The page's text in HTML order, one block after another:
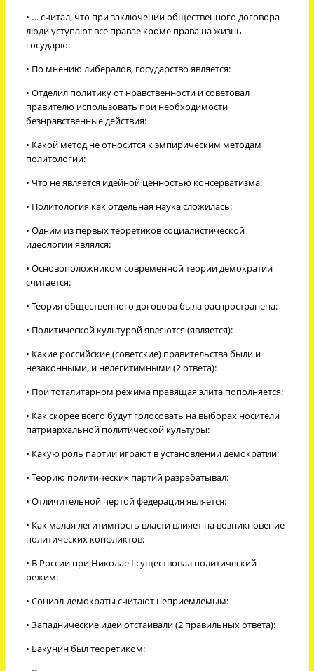
• … считал, что при заключении общественного договора
люди уступают все правае кроме права на жизнь
государю:
• По мнению либералов, государство является:
• Отделил политику от нравственности и советовал
правителю использовать при необходимости
безнравственные действия:
• Какой метод не относится к эмпирическим методам
политологии:
• Что не является идейной ценностью консерватизма:
• Политология как отдельная наука сложилась:
• Одним из первых теоретиков социалистической
идеологии являлся:
• Основоположником современной теории демократии
считается:
• Теория общественного договора была распространена:
• Политической культурой являются (является):
• Какие российские (советские) правительства были и
незаконными, и нелегитимными (2 ответа):
• При тоталитарном режима правящая элита пополняется:
• Как скорее всего будут голосовать на выборах носители
патриархальной политической культуры:
• Какую роль партии играют в установлении демократии:
• Теорию политических партий разрабатывал:
• Отличительной чертой федерация является:
• Как малая легитимность власти влияет на возникновение
политических конфликтов:
• В России при Николае I существовал политический
режим:
• Социал-демократы считают неприемлемым:
• Западнические идеи отстаивали (2 правильных ответа):
• Бакунин был теоретиком: